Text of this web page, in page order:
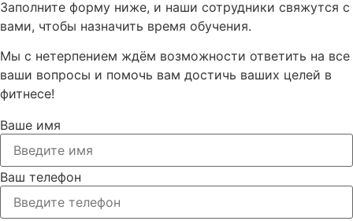
Заполните форму ниже, и наши сотрудники свяжутся с
вами, чтобы назначить время обучения.
Мы с нетерпением ждём возможности ответить на все
ваши вопросы и помочь вам достичь ваших целей в
фитнесе!
Ваше имя
Ваш телефон